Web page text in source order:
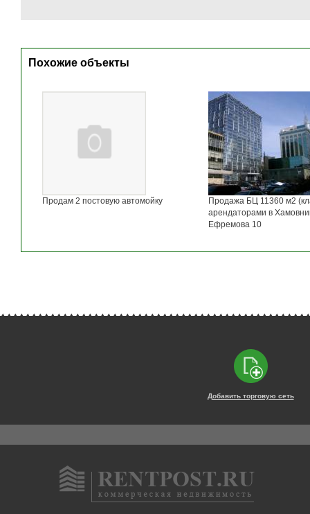
Похожие объекты
Продам 2 постовую автомойку
Продажа БЦ 11360 м2
арендаторами в
Ефремова 10
Добавить торговую сеть